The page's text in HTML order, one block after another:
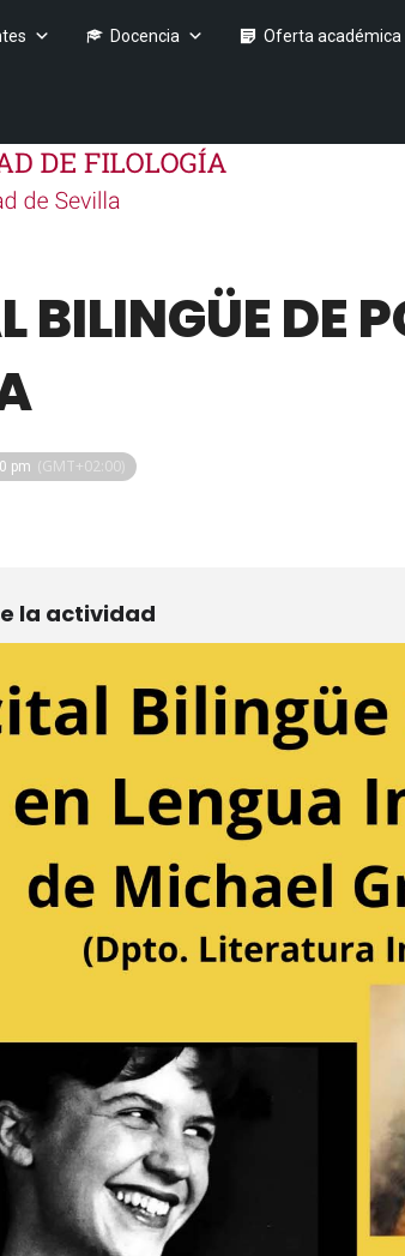
Docencia Oferta académica
BILINGÜE DE
pm (GMT+02:00)
la actividad